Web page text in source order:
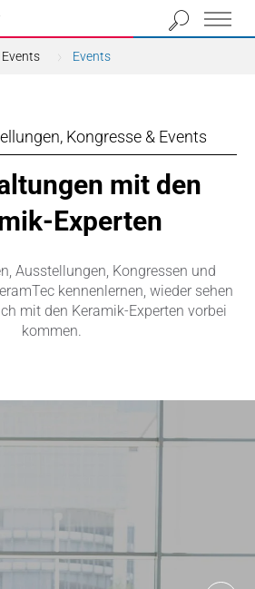
Events
Kongresse & Events
mit den
Experten
Ausstellungen, Kongressen und
kennenlernen, wieder sehen
mit den Keramik-Experten vorbei
kommen.